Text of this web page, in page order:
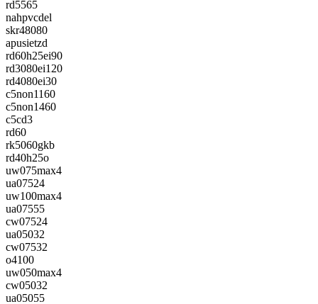
rd5565
nahpvcdel
skr48080
apusietzd
rd60h25ei90
rd3080ei120
rd4080ei30
c5non1160
c5non1460
c5cd3
rd60
rk5060gkb
rd40h25o
uw075max4
ua07524
uw100max4
ua07555
cw07524
ua05032
cw07532
o4100
uw050max4
cw05032
ua05055